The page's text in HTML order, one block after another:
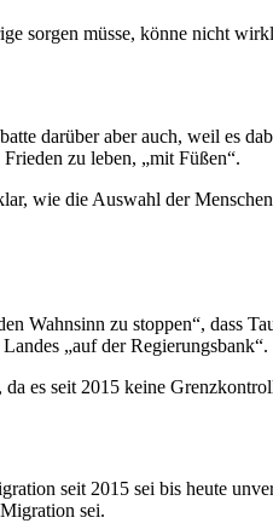
sorgen müsse, könne nicht
darüber aber auch, weil es
zu leben, „mit Füßen“.
wie die Auswahl der
Wahnsinn zu stoppen“, dass
„auf der Regierungsbank“.
es seit 2015 keine
seit 2015 sei bis heute
sei.